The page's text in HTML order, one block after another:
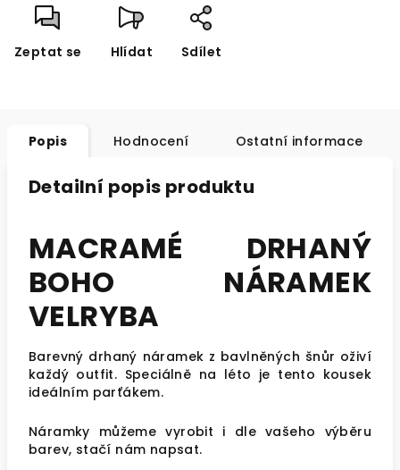
Zeptat se Hlídat Sdílet
Popis Hodnocení Ostatní informace
Detailní popis produktu
MACRAMÉ DRHANÝ
BOHO NÁRAMEK
VELRYBA
Barevný drhaný náramek z bavlněných šnůr oživí
každý outfit. Speciálně na léto je tento kousek
ideálním parťákem.
Náramky můžeme vyrobit i dle vašeho výběru
barev, stačí nám napsat.